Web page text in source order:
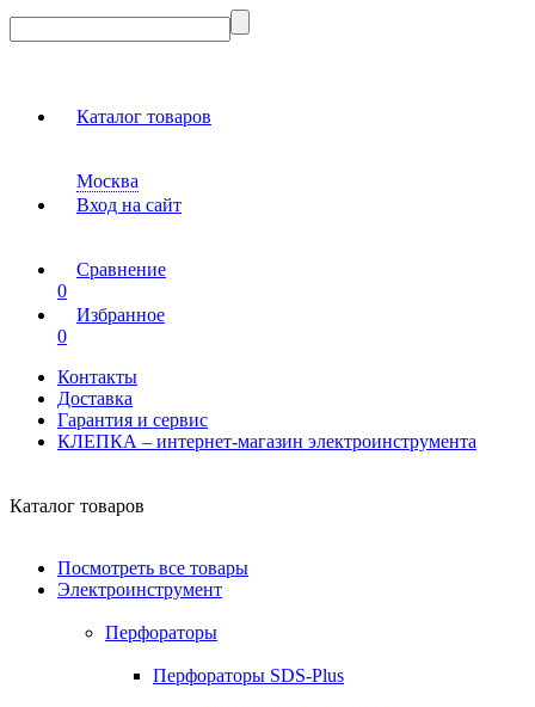
Каталог товаров
Москва
Вход на сайт
Сравнение
0
Избранное
0
Контакты
Доставка
Гарантия и сервис
КЛЕПКА – интернет-магазин электроинструмента
Каталог товаров
Посмотреть все товары
Электроинструмент
Перфораторы
Перфораторы SDS-Plus